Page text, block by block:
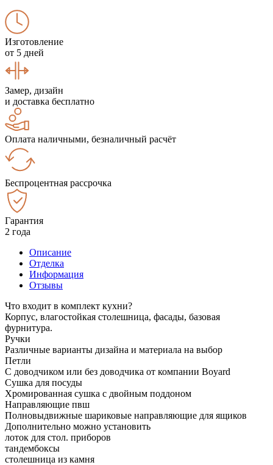
Изготовление
от 5 дней
Замер, дизайн
и доставка бесплатно
Оплата наличными, безналичный расчёт
Беспроцентная рассрочка
Гарантия
2 года
Описание
Отделка
Информация
Отзывы
Что входит в комплект кухни?
Корпус, влагостойкая столешница, фасады, базовая
фурнитура.
Ручки
Различные варианты дизайна и материала на выбор
Петли
С доводчиком или без доводчика от компании Boyard
Сушка для посуды
Хромированная сушка с двойным поддоном
Направляющие пвш
Полновыдвижные шариковые направляющие для ящиков
Дополнительно можно установить
лоток для стол. приборов
тандембоксы
столешница из камня